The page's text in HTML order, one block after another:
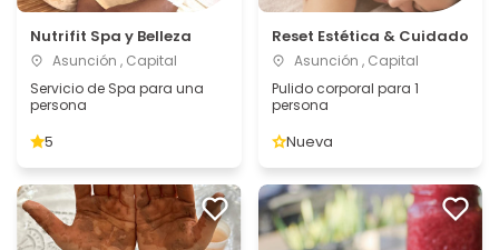
Nutrifit Spa y Belleza
Asunción , Capital
Servicio de Spa para una
persona
5
Reset Estética & Cuidado
Asunción , Capital
Pulido corporal para 1
persona
Nueva